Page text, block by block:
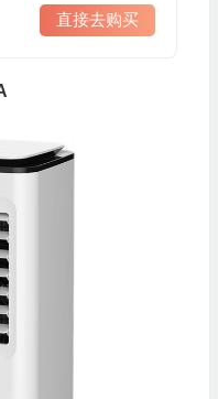
直接去购买